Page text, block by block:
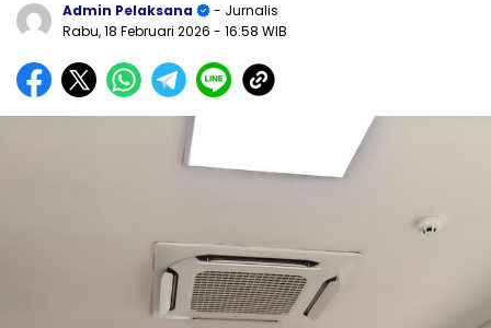
Admin Pelaksana
- Jurnalis
Rabu, 18 Februari 2026 - 16:58 WIB